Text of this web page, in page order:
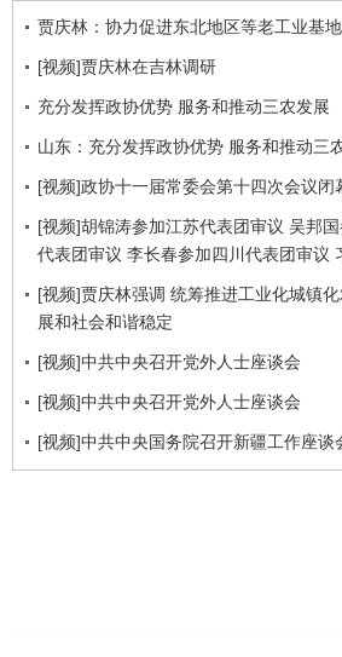
贾庆林：协力促进东北地区等老工业基
[视频]贾庆林在吉林调研
充分发挥政协优势 服务和推动三农发展
山东：充分发挥政协优势 服务和推动三
[视频]政协十一届常委会第十四次会议闭
[视频]胡锦涛参加江苏代表团审议 吴邦
代表团审议 李长春参加四川代表团审议
[视频]贾庆林强调 统筹推进工业化城镇
展和社会和谐稳定
[视频]中共中央召开党外人士座谈会
[视频]中共中央召开党外人士座谈会
[视频]中共中央国务院召开新疆工作座谈